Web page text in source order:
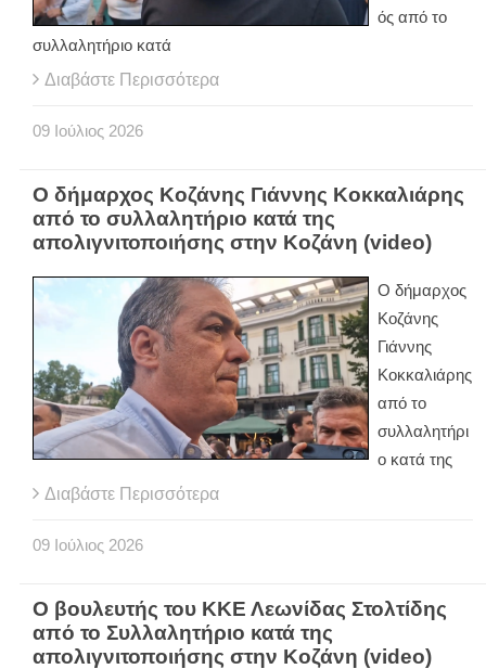
ός από το
συλλαλητήριο κατά
Διαβάστε Περισσότερα
09 Ιούλιος 2026
Ο δήμαρχος Κοζάνης Γιάννης Κοκκαλιάρης
από το συλλαλητήριο κατά της
απολιγνιτοποιήσης στην Κοζάνη (video)
Ο δήμαρχος
Κοζάνης
Γιάννης
Κοκκαλιάρης
από το
συλλαλητήρι
ο κατά της
Διαβάστε Περισσότερα
09 Ιούλιος 2026
Ο βουλευτής του ΚΚΕ Λεωνίδας Στολτίδης
από το Συλλαλητήριο κατά της
απολιγνιτοποιήσης στην Κοζάνη (video)